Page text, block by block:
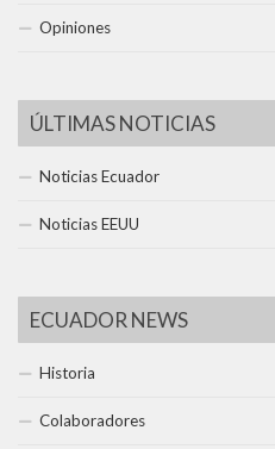
Opiniones
ÚLTIMAS NOTICIAS
Noticias Ecuador
Noticias EEUU
ECUADOR NEWS
Historia
Colaboradores